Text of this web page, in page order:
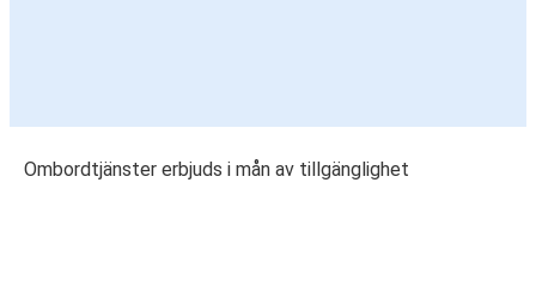
Ombordtjänster erbjuds i mån av tillgänglighet